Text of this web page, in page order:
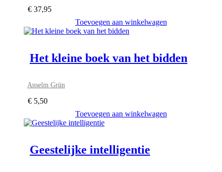
€ 37,95
Toevoegen aan winkelwagen
Het kleine boek van het bidden
Anselm Grün
€ 5,50
Toevoegen aan winkelwagen
Geestelijke intelligentie